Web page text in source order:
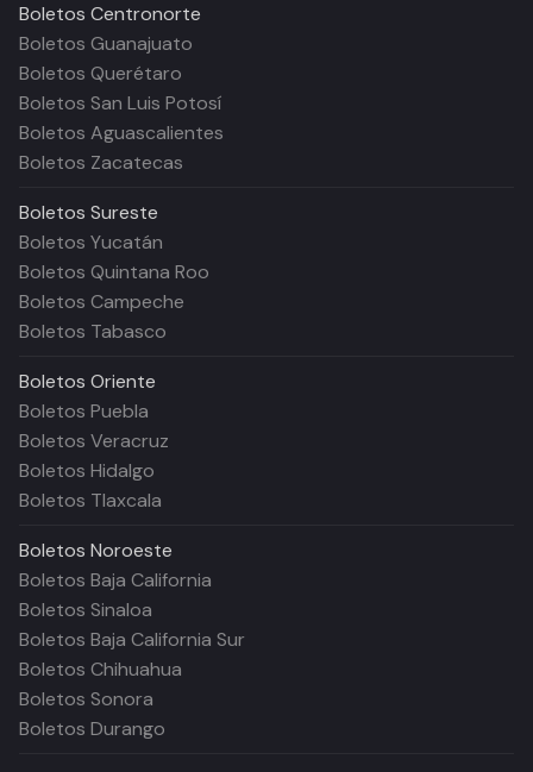
Boletos Centronorte
Boletos Guanajuato
Boletos Querétaro
Boletos San Luis Potosí
Boletos Aguascalientes
Boletos Zacatecas
Boletos Sureste
Boletos Yucatán
Boletos Quintana Roo
Boletos Campeche
Boletos Tabasco
Boletos Oriente
Boletos Puebla
Boletos Veracruz
Boletos Hidalgo
Boletos Tlaxcala
Boletos Noroeste
Boletos Baja California
Boletos Sinaloa
Boletos Baja California Sur
Boletos Chihuahua
Boletos Sonora
Boletos Durango